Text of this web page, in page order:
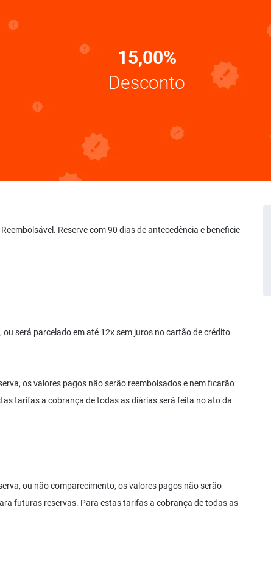
15,00%
Desconto
Reserve com 90 dias de antecedência e beneficie
será parcelado em até 12x sem juros no cartão de crédito
os valores pagos não serão reembolsados e nem ficarão
tarifas a cobrança de todas as diárias será feita no ato da
ou não comparecimento, os valores pagos não serão
futuras reservas. Para estas tarifas a cobrança de todas as